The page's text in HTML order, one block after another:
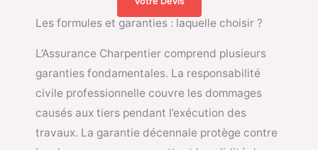
Les formules et garanties : laquelle choisir ?
L’Assurance Charpentier comprend plusieurs
garanties fondamentales. La responsabilité
civile professionnelle couvre les dommages
causés aux tiers pendant l’exécution des
travaux. La garantie décennale protège contre